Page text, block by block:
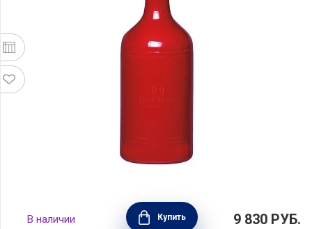
Бутылка для масла и уксуса 450 мл, цвет
гранат, Emile Henry, Франция, 340215
В наличии Купить 9 830 РУБ.